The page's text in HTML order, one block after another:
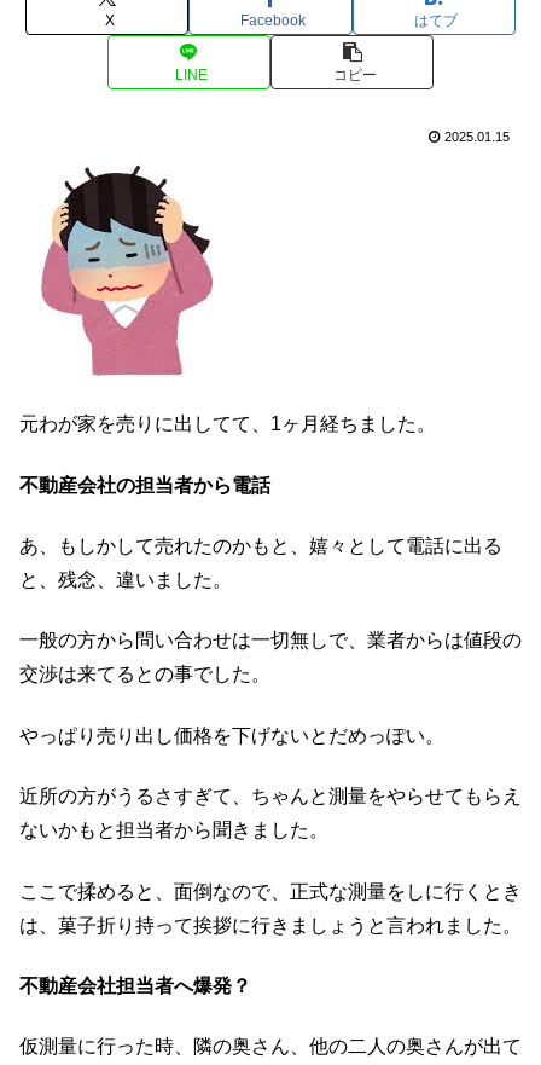
X Facebook はてブ
LINE コピー
2025.01.15
元わが家を売りに出してて、1ヶ月経ちました。
不動産会社の担当者から電話
あ、もしかして売れたのかもと、嬉々として電話に出る
と、残念、違いました。
一般の方から問い合わせは一切無しで、業者からは値段の
交渉は来てるとの事でした。
やっぱり売り出し価格を下げないとだめっぽい。
近所の方がうるさすぎて、ちゃんと測量をやらせてもらえ
ないかもと担当者から聞きました。
ここで揉めると、面倒なので、正式な測量をしに行くとき
は、菓子折り持って挨拶に行きましょうと言われました。
不動産会社担当者へ爆発？
仮測量に行った時、隣の奥さん、他の二人の奥さんが出て